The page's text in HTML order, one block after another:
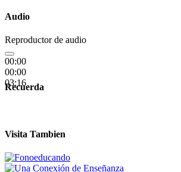
Audio
Reproductor de audio
00:00
00:00
03:16
Recuerda
Visita Tambien